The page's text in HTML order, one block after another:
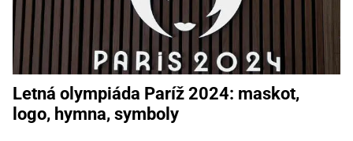
Letná olympiáda Paríž 2024: maskot,
logo, hymna, symboly